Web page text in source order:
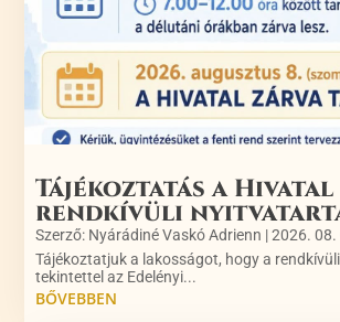
Tájékoztatás a Hivatal
rendkívüli
Szerző: Nyárádiné Vaskó Adrienn |2026. 08.
Tájékoztatjuk a lakosságot, hogy a
tekintettel az Edelényi...
BŐVEBBEN